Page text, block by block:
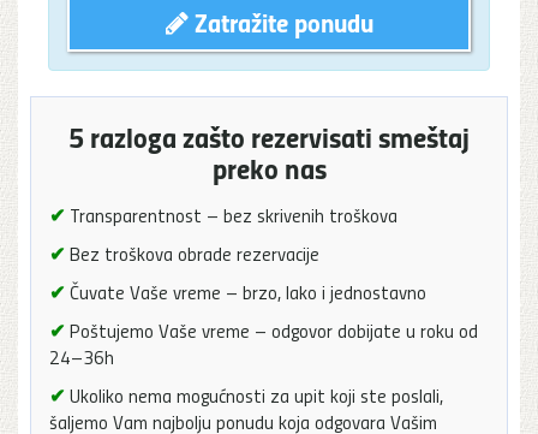
Zatražite ponudu
5 razloga zašto rezervisati smeštaj
preko nas
✔ Transparentnost – bez skrivenih troškova
✔ Bez troškova obrade rezervacije
✔ Čuvate Vaše vreme – brzo, lako i jednostavno
✔ Poštujemo Vaše vreme – odgovor dobijate u roku od
24–36h
✔ Ukoliko nema mogućnosti za upit koji ste poslali,
šaljemo Vam najbolju ponudu koja odgovara Vašim